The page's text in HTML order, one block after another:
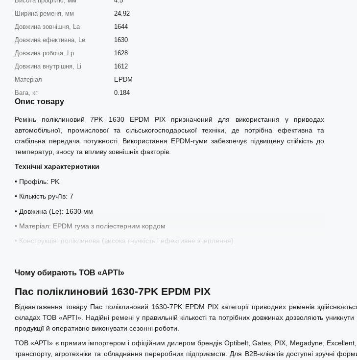
Ширина ременя, мм
24.92
Довжина зовнішня, La
1644
Довжина ефективна, Le
1630
Довжина робоча, Lp
1628
Довжина внутрішня, Li
1612
Матеріал
EPDM
Вага, кг
0.184
Опис товару
Ремінь поліклиновий 7PK 1630 EPDM PIX призначений для використання у приводах
автомобільної, промислової та сільськогосподарської техніки, де потрібна ефективна та
стабільна передача потужності. Використання EPDM-гуми забезпечує підвищену стійкість до
температур, зносу та впливу зовнішніх факторів.
Технічні характеристики
• Профіль: PK
• Кількість руч'їв: 7
• Довжина (Le): 1630 мм
• Матеріал: EPDM гума з поліестерним кордом
• Конструкція: поліклинова (висока гнучкість і ефективне зчеплення)
• Антистатичні властивості
Ремінь використовується у приводах автомобілів Volvo, BMW, а також у сільськогосподарській
техніці New Holland та іншому обладнанні з аналогічними параметрами.
Каталожні номери:Volvo 21405520, 3582424, BMW 11287631823, Meyle 0500071629, New
Holland 84153036.
Чому обирають ТОВ «АРТІ»
Пас поліклиновий 1630-7PK EPDM PIX
Відвантаження товару Пас поліклиновий 1630-7PK EPDM PIX категорії приводних ременів
складах ТОВ «АРТІ». Надійні ремені у правильній кількості та потрібних довжинах дозволяють
продукції й оперативно виконувати сезонні роботи.
ТОВ «АРТІ» є прямим імпортером і офіційним дилером брендів Optibelt, Gates, PIX, Megadyne, Excellent,
транспорту, агротехніки та обладнання переробних підприємств. Для B2B-клієнтів доступні зручні